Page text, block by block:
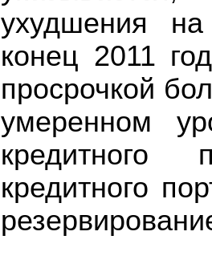
ухудшения на
конец 2011
просрочкой
умеренном
кредитного
кредитного